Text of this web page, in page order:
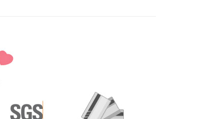
理事宜，請瀏覽以下網址：
#terms3
請事先徵得法定代理人或監護人之同意方可使用
，若未經同意申辦者引起之損失，本公司不負相關責
先享後付」時，將依據個別帳號之用戶狀況，依本公司
上限額度；若仍有額度不足之情形，本公司將視審查
身份認證。